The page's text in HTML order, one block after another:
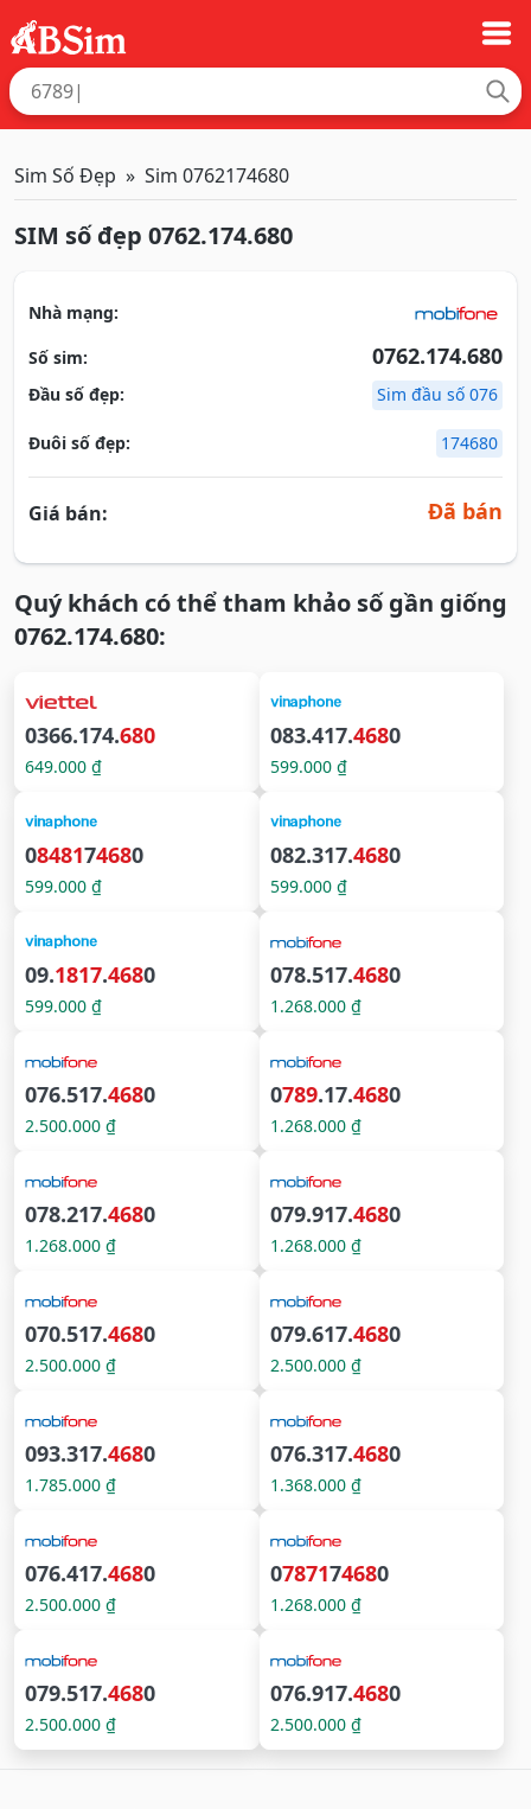
Sim Số Đẹp Sim 0762174680
SIM số đẹp 0762.174.680
Nhà mạng:
Số sim:
0762.174.680
Đầu số đẹp: Sim đầu số 076
Đuôi số đẹp: 174680
Giá bán: Đã bán
Quý khách có thể tham khảo số gần giống
0762.174.680:
0366.174.680
649.000 ₫
083.417.4680
599.000 ₫
0848174680
599.000 ₫
082.317.4680
599.000 ₫
09.1817.4680
599.000 ₫
078.517.4680
1.268.000 ₫
076.517.4680
2.500.000 ₫
0789.17.4680
1.268.000 ₫
078.217.4680
1.268.000 ₫
079.917.4680
1.268.000 ₫
070.517.4680
2.500.000 ₫
079.617.4680
2.500.000 ₫
093.317.4680
1.785.000 ₫
076.317.4680
1.368.000 ₫
076.417.4680
2.500.000 ₫
0787174680
1.268.000 ₫
079.517.4680
2.500.000 ₫
076.917.4680
2.500.000 ₫